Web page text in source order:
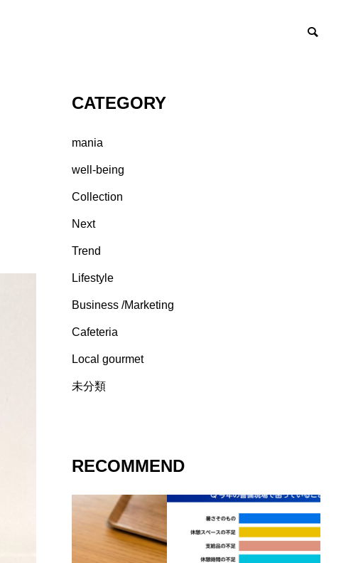
CATEGORY
mania
well-being
Collection
Next
Trend
Lifestyle
Business /Marketing
Cafeteria
Local gourmet
未分類
RECOMMEND